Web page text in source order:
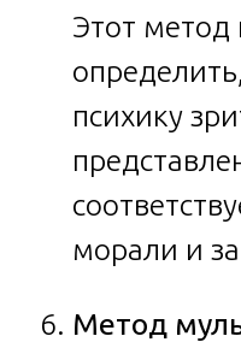
Этот метод
психику
морали и
Метод